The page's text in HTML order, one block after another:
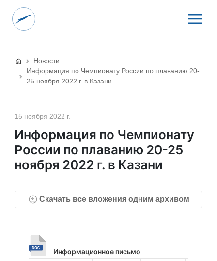
Новости
Информация по Чемпионату России по плаванию 20-
25 ноября 2022 г. в Казани
15 ноября 2022 г.
Информация по Чемпионату
России по плаванию 20-25
ноября 2022 г. в Казани
Скачать все вложения одним архивом
Информационное письмо